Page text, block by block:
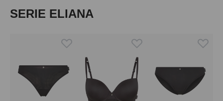
Produktgalerie überspringen
SERIE ELIANA